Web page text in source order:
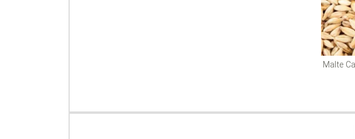
Malte